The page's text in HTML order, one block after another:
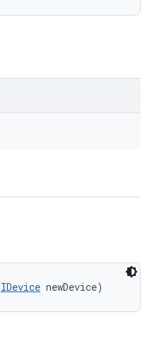
IDevice newDevice)